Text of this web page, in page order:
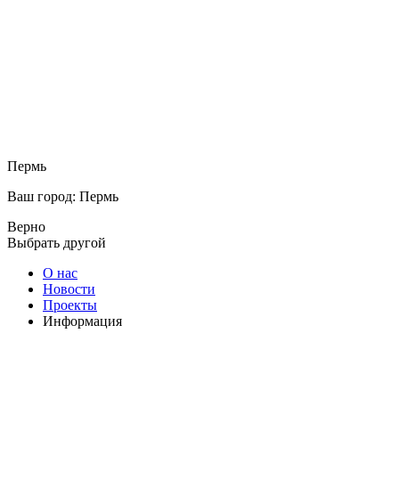
Пермь
Ваш город: Пермь
Верно
Выбрать другой
О нас
Новости
Проекты
Информация